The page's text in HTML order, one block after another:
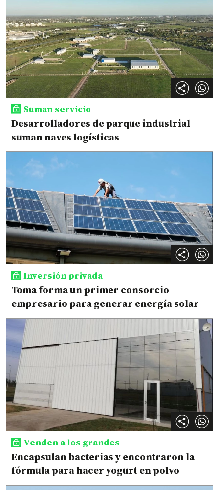
Suman servicio
Desarrolladores de parque industrial
suman naves logísticas
Inversión privada
Toma forma un primer consorcio
empresario para generar energía solar
Venden a los grandes
Encapsulan bacterias y encontraron la
fórmula para hacer yogurt en polvo